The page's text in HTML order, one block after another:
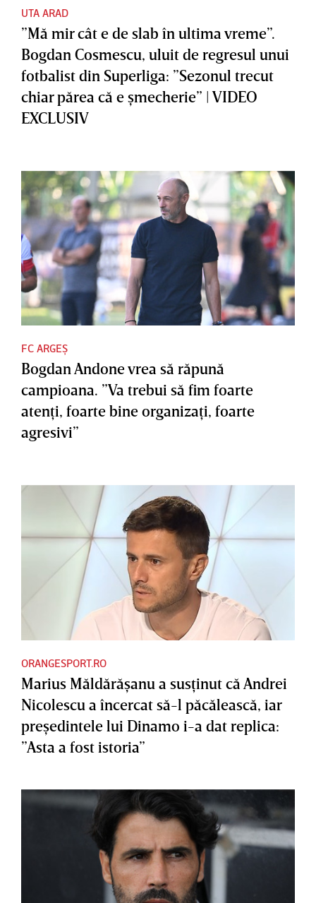
UTA ARAD
”Mă mir cât e de slab în ultima vreme”.
Bogdan Cosmescu, uluit de regresul unui
fotbalist din Superliga: ”Sezonul trecut
chiar părea că e şmecherie” | VIDEO
EXCLUSIV
FC ARGEȘ
Bogdan Andone vrea să răpună
campioana. ”Va trebui să fim foarte
atenţi, foarte bine organizaţi, foarte
agresivi”
ORANGESPORT.RO
Marius Măldărăşanu a susţinut că Andrei
Nicolescu a încercat să-l păcălească, iar
preşedintele lui Dinamo i-a dat replica:
”Asta a fost istoria”